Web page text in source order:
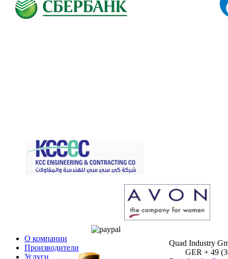
О компании
Производители
Услуги
Quad Industry
GER + 49